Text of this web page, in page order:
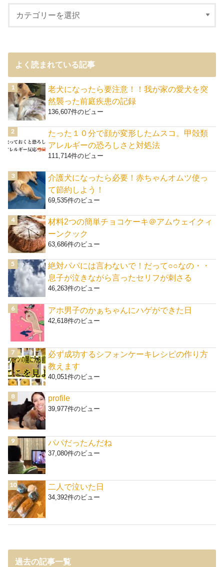
よく読まれている記事
老犬になったら要注意！！我が家の愛犬を突
然襲った前庭疾患の記録
136,607件のビュー
たった１０分で顔が変形したムスコ。甲殻類
アレルギーの恐ろしさと対処法
111,714件のビュー
介護犬になったら必要！赤ちゃんオムツ使っ
て節約しよう！
69,535件のビュー
材料2つの簡単チョコケーキ＠アムウェイクィ
ーンクック
63,686件のビュー
絶対パパには言わないで！だって○○なの・・
息子が泣きながら言ったセリフが刺さる
46,263件のビュー
アホ男子のかぁちゃんにハゲができた日
42,618件のビュー
必ず成功するシフォンケーキレシピの作り方
教えます
40,051件のビュー
profile
39,977件のビュー
パパだったんだね
37,080件のビュー
二人で泣いた日
34,392件のビュー
過去の記事一覧